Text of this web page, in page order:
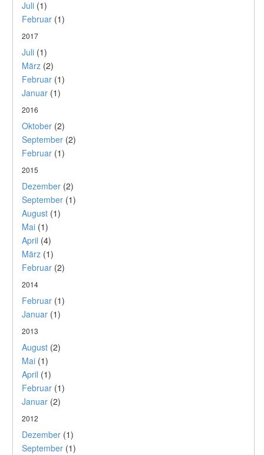
Juli (1)
Februar (1)
2017
Juli (1)
März (2)
Februar (1)
Januar (1)
2016
Oktober (2)
September (2)
Februar (1)
2015
Dezember (2)
September (1)
August (1)
Mai (1)
April (4)
März (1)
Februar (2)
2014
Februar (1)
Januar (1)
2013
August (2)
Mai (1)
April (1)
Februar (1)
Januar (2)
2012
Dezember (1)
September (1)